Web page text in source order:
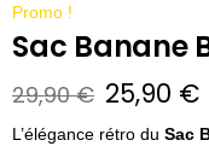
Promo !
Sac Banane
29,90€ 25,90 €
L’élégance rétro du Sac